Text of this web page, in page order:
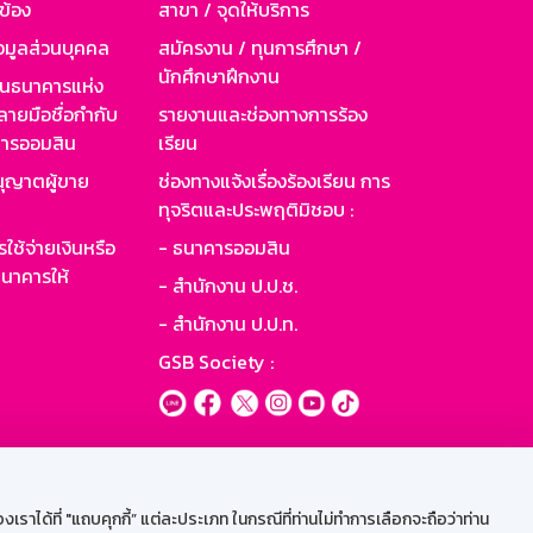
ได้ที่ "แถบคุกกี้” แต่ละประเภท ในกรณีที่ท่านไม่ทำการเลือกจะถือว่าท่าน
อง
มูลส่วนบุคคล
นาคารแห่ง
ายมือชื่อกำกับ
รออมสิน
ญาตผู้ขาย
ช้จ่ายเงินหรือ
คารให้
สาขา / จุดให้บริการ
สมัครงาน / ทุนการศึกษา /
นักศึกษาฝึกงาน
รายงานและช่องทางการร้อง
เรียน
ช่องทางแจ้งเรื่องร้องเรียน การ
ทุจริตและประพฤติมิชอบ :
- ธนาคารออมสิน
- สำนักงาน ป.ป.ช.
- สำนักงาน ป.ป.ท.
GSB Society :